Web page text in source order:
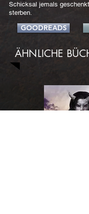
Schicksal jemals
sterben.
GOODREADS
ÄHNLICHE